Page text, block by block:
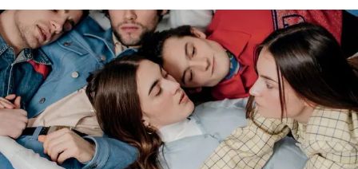
des frasques hollywoodiennes, et vous obtenez Rainey
Qualley.